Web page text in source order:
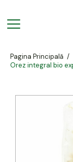
Pagina Principală /
Orez integral bio